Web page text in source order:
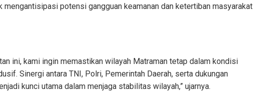
mengantisipasi potensi gangguan keamanan dan ketertiban masyarakat
ini, kami ingin memastikan wilayah Matraman tetap dalam kondisi
Sinergi antara TNI, Polri, Pemerintah Daerah, serta dukungan
kunci utama dalam menjaga stabilitas wilayah,” ujarnya.